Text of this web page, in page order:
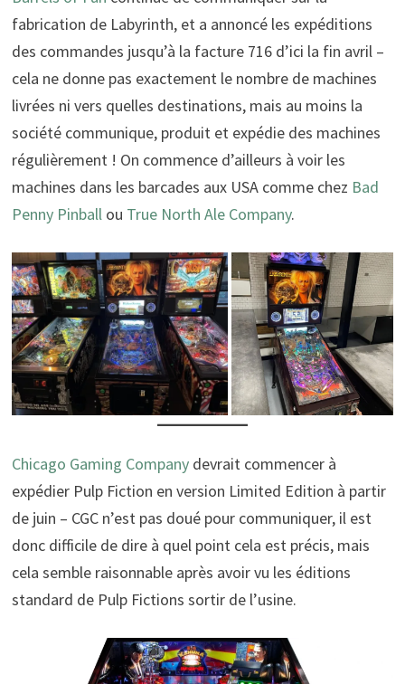
fabrication de Labyrinth, et a annoncé les expéditions
des commandes jusqu’à la facture 716 d’ici la fin avril –
cela ne donne pas exactement le nombre de machines
livrées ni vers quelles destinations, mais au moins la
société communique, produit et expédie des machines
régulièrement ! On commence d’ailleurs à voir les
machines dans les barcades aux USA comme chez Bad
Penny Pinballou True North Ale Company.
Chicago Gaming Company devrait commencer à
expédier Pulp Fiction en version Limited Edition à partir
de juin – CGC n’est pas doué pour communiquer, il est
donc difficile de dire à quel point cela est précis, mais
cela semble raisonnable après avoir vu les éditions
standard de Pulp Fictions sortir de l’usine.